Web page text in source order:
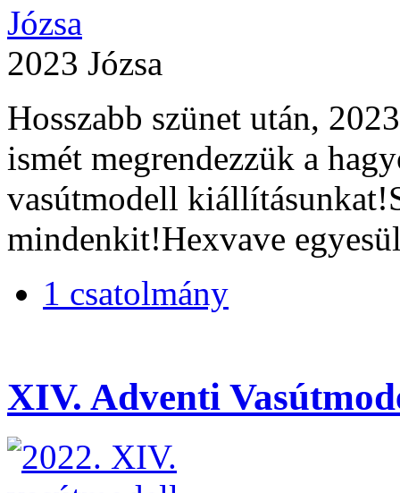
2023 Józsa
Hosszabb szünet után,
ismét megrendezzük a
vasútmodell
mindenkit!Hexvave
1 csatolmány
XIV. Adventi